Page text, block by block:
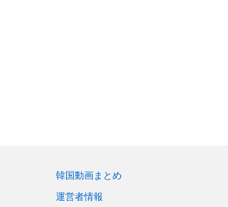
韓国動画まとめ
運営者情報